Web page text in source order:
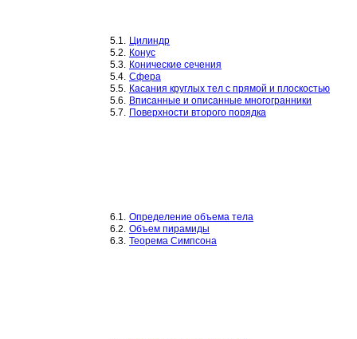
5.1. Цилиндр
5.2. Конус
5.3. Конические сечения
5.4. Сфера
5.5. Касания круглых тел с прямой и плоскостью
5.6. Вписанные и описанные многогранники
5.7. Поверхности второго порядка
6.1. Определение объема тела
6.2. Объем пирамиды
6.3. Теорема Симпсона